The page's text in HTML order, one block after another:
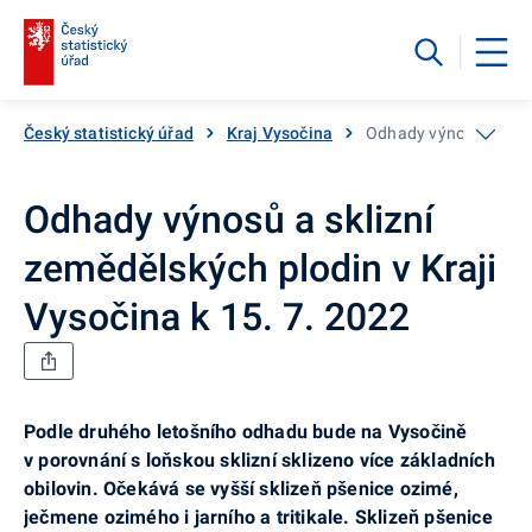
Český statistický úřad Kraj Vysočina Odhady výnosů a
Odhady výnosů a sklizní
zemědělských plodin v Kraji
Vysočina k 15. 7. 2022
Podle druhého letošního odhadu bude na Vysočině
v porovnání s loňskou sklizní sklizeno více základních
obilovin. Očekává se vyšší sklizeň pšenice ozimé,
ječmene ozimého i jarního a tritikale. Sklizeň pšenice